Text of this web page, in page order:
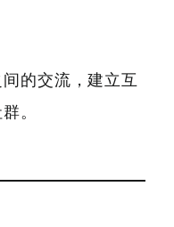
的交流，建立互
。